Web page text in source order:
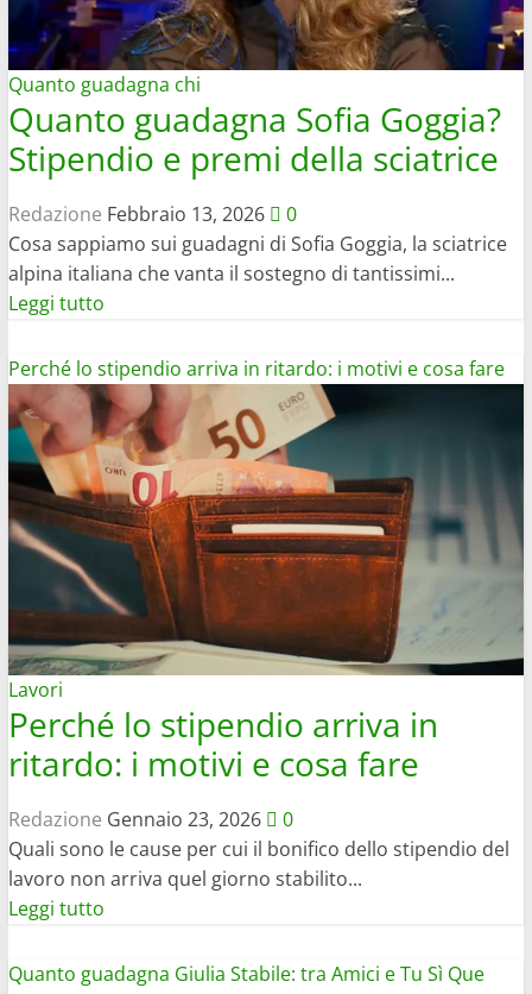
2026?
Stipendio
reale
Italia
e
Quanto guadagna chi
Quanto guadagna Sofia Goggia?
Stipendio e premi della sciatrice
Redazione Febbraio 13, 2026
0
Cosa sappiamo sui guadagni di Sofia Goggia, la sciatrice
alpina italiana che vanta il sostegno di tantissimi...
Leggi tuttoLeggi
più
su
Quanto
guadagna
Sofia
Goggia?
Stipendio
premi
sciatrice
Perché lo stipendio arriva in ritardo: i motivi e cosa fare
Lavori
Perché lo stipendio arriva in
ritardo: i motivi e cosa fare
Redazione Gennaio 23, 2026
0
Quali sono le cause per cui il bonifico dello stipendio del
lavoro non arriva quel giorno stabilito...
Leggi tuttoLeggi
più
Quanto guadagna Giulia Stabile: tra Amici e Tu Sì Que